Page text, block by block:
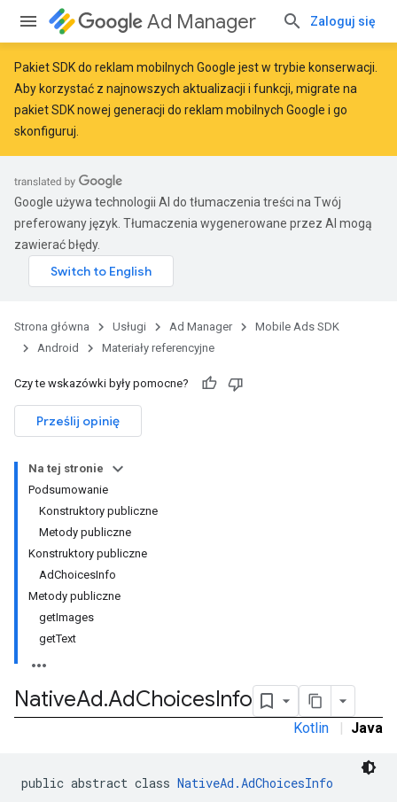
Ad Manager Zaloguj się
Pakiet SDK do reklam mobilnych Google jest w trybie konserwacji.
Aby korzystać z najnowszych aktualizacji i funkcji, migrate na
pakiet SDK nowej generacji do reklam mobilnych Google i go
skonfiguruj.
Google używa technologii AI do tłumaczenia treści na Twój
preferowany język. Tłumaczenia wygenerowane przez AI mogą
zawierać błędy.
Strona główna Usługi Ad Manager
Mobile Ads SDK
Android
Materiały referencyjne
Czy te wskazówki były pomocne?
Prześlij opinię
Na tej stronie
Podsumowanie
Konstruktory publiczne
Metody publiczne
Konstruktory publiczne
AdChoicesInfo
Metody publiczne
getImages
getText
NativeAd.AdChoicesInfo
Kotlin | Java
public abstract class NativeAd.AdChoicesInfo